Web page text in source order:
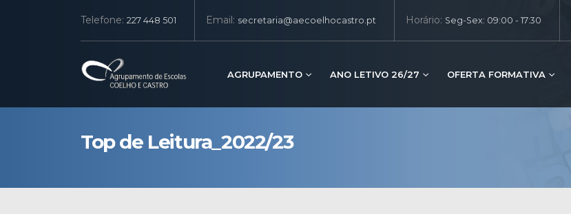
Telefone: 227 448 501 Email: secretaria@aecoelhocastro.pt Horário: Seg-Sex: 09:00 - 17:30
AGRUPAMENTO ANO LETIVO 26/27 OFERTA FORMATIVA
Top de Leitura_2022/23